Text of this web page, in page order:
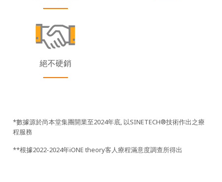
絕不硬銷
*數據源於尚本堂集團開業至2024年底, 以SINETECH®技術作出之療
程服務
**根據2022-2024年iONE theory客人療程滿意度調查所得出